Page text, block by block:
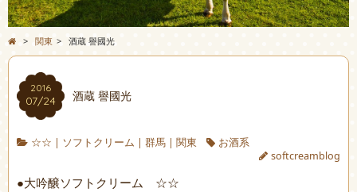
> 関東 > 酒蔵 譽國光
2016
07/24 酒蔵 譽國光
☆☆ | ソフトクリーム | 群馬| 関東
お酒系
softcreamblog
●大吟醸ソフトクリーム ☆☆